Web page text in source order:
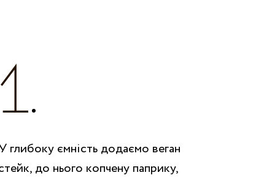
глибоку ємність додаємо веган
до нього копчену паприку,